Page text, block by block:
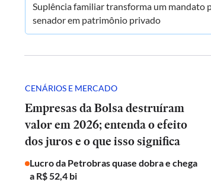
Suplência familiar transforma um mandato
senador em patrimônio privado
CENÁRIOS E MERCADO
Empresas da Bolsa destruíram
valor em 2026; entenda o efeito
dos juros e o que isso significa
Lucro da Petrobras quase dobra e chega
a R$ 52,4 bi